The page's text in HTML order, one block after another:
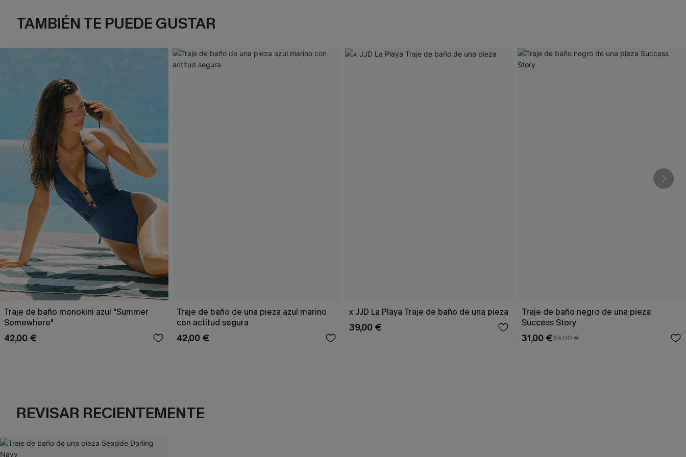
TAMBIÉN TE PUEDE GUSTAR
Traje de baño monokini azul "Summer
Somewhere"
42,00 €
Traje de baño de una pieza azul marino
con actitud segura
42,00 €
x JJD La Playa Traje de baño de una pieza
39,00 €
Traje de baño negro de una pieza
Success Story
31,00 €34,00 €
REVISAR RECIENTEMENTE